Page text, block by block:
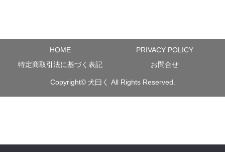
HOME
PRIVACY POLICY
特定商取引法に基づく表記
お問合せ
Copyright© 犬曰く All Rights Reserved.